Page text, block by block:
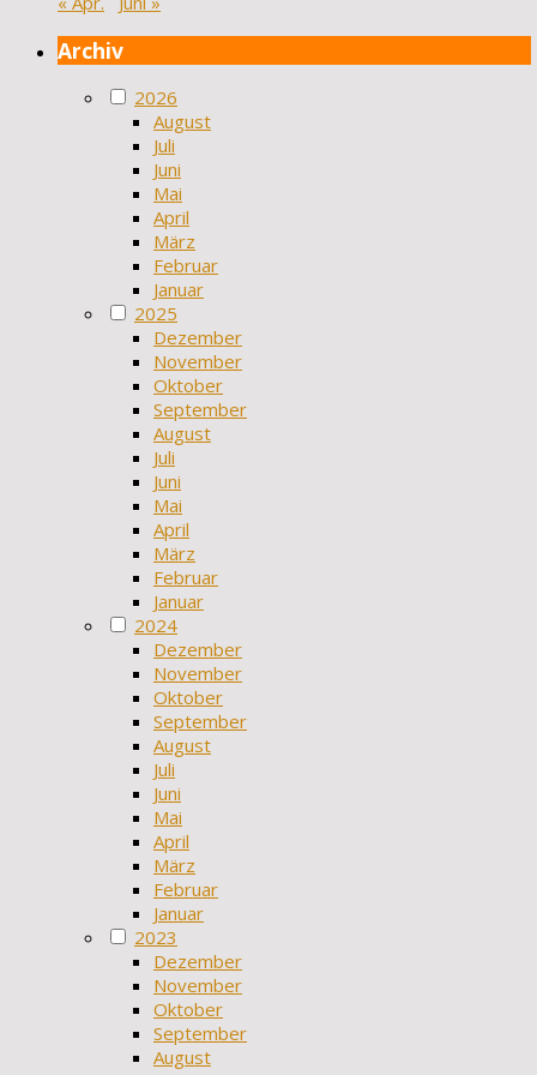
Archiv
2026
August
Juli
Juni
Mai
April
März
Februar
Januar
2025
Dezember
November
Oktober
September
August
Juli
Juni
Mai
April
März
Februar
Januar
2024
Dezember
November
Oktober
September
August
Juli
Juni
Mai
April
März
Februar
Januar
2023
Dezember
November
Oktober
September
August